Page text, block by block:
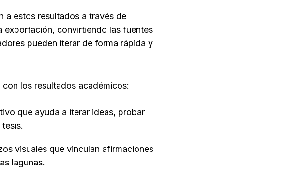
a estos resultados a través de
exportación, convirtiendo las fuentes
pueden iterar de forma rápida y
los resultados académicos:
que ayuda a iterar ideas, probar
visuales que vinculan afirmaciones
lagunas.